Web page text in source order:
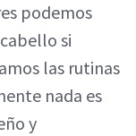
podemos
si
las rutinas
nada es
y